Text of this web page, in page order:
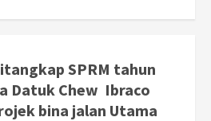
SPRM tahun
Datuk Chew Ibraco
bina jalan Utama